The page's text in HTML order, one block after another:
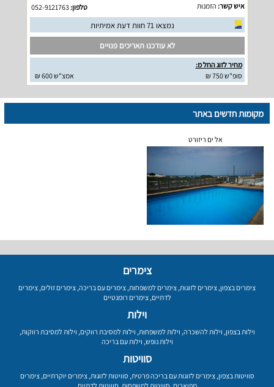
איש קשר: הזמנות טלפון:052-9121763
נמצאו 71 חוות דעת אמיתיות
לא עודכנו תאריכים פנויים
מחיר לזוג החל מ:
סופ"ש 750 ₪
אמצ"ש 600 ₪
מקומות חדשים באתר
אל ים ריזורט
צימרים
צימרים בצפון, צימרים לזוגות, צימרים למשפחות, צימרים עם בריכה, צימרים זולים, צימרים
לדתיים,צימרים רומנטיים
וילות
וילות בצפון, וילות להשכרה, וילות למשפחות, וילות למסיבת רווקים, וילות למסיבת רווקות,
וילות נופש, וילות עם בריכה
סוויטות
סוויטות בצפון,צימרים לזוגות עם בריכה פרטית,סוויטות לזוגות,צימרים יוקרתיים,צימרים